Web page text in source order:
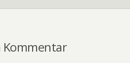
Kommentar